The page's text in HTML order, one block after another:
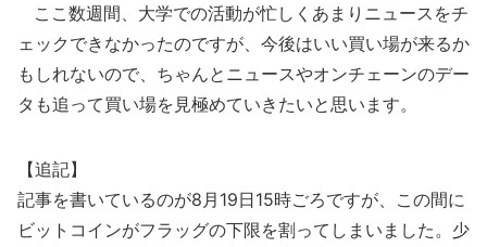
ここ数週間、大学での活動が忙しくあまりニュースをチ
ェックできなかったのですが、今後はいい買い場が来るか
もしれないので、ちゃんとニュースやオンチェーンのデー
タも追って買い場を見極めていきたいと思います。
【追記】
記事を書いているのが8月19日15時ごろですが、この間に
ビットコインがフラッグの下限を割ってしまいました。少